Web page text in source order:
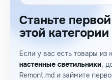
Станьте
этой категории
Если у вас есть товары из
настенные светильники,
Remont.md и займите